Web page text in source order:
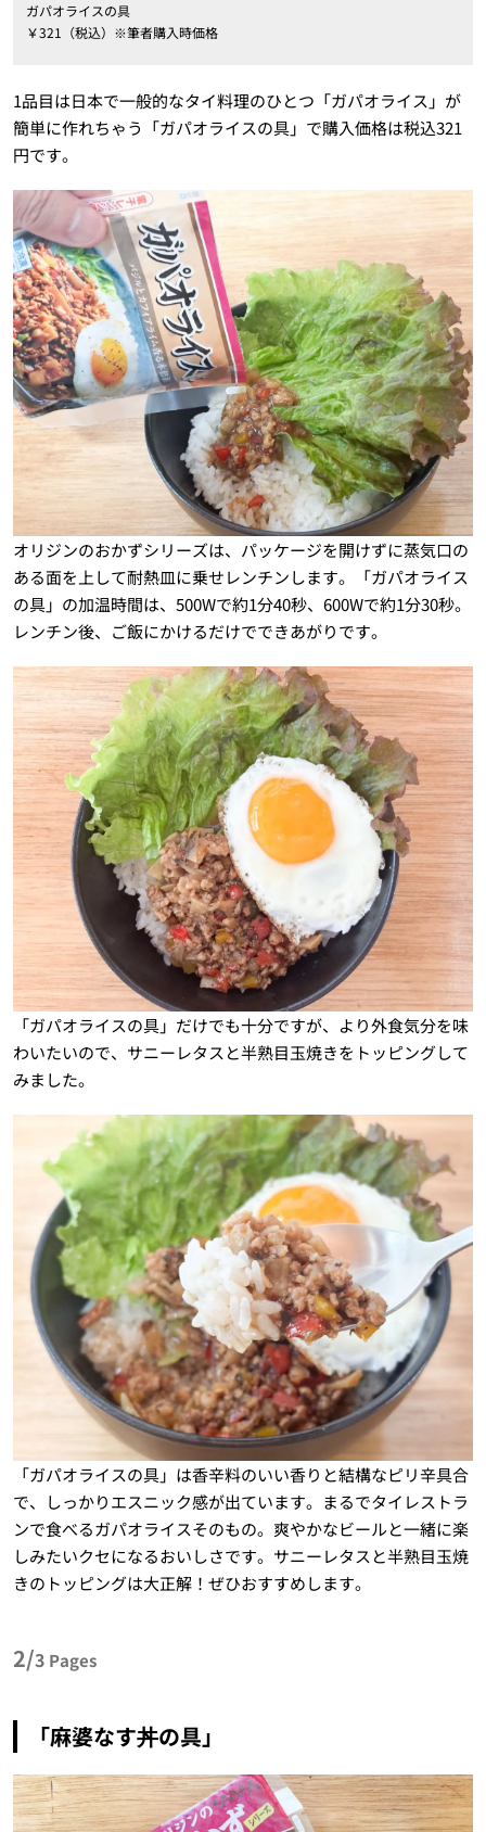
ガパオライスの具
￥321（税込）※筆者購入時価格
1品目は日本で一般的なタイ料理のひとつ「ガパオライス」が
簡単に作れちゃう「ガパオライスの具」で購入価格は税込321
円です。
オリジンのおかずシリーズは、パッケージを開けずに蒸気口の
ある面を上して耐熱皿に乗せレンチンします。「ガパオライス
の具」の加温時間は、500Wで約1分40秒、600Wで約1分30秒。
レンチン後、ご飯にかけるだけでできあがりです。
「ガパオライスの具」だけでも十分ですが、より外食気分を味
わいたいので、サニーレタスと半熟目玉焼きをトッピングして
みました。
「ガパオライスの具」は香辛料のいい香りと結構なピリ辛具合
で、しっかりエスニック感が出ています。まるでタイレストラ
ンで食べるガパオライスそのもの。爽やかなビールと一緒に楽
しみたいクセになるおいしさです。サニーレタスと半熟目玉焼
きのトッピングは大正解！ぜひおすすめします。
2/3 Pages
「麻婆なす丼の具」